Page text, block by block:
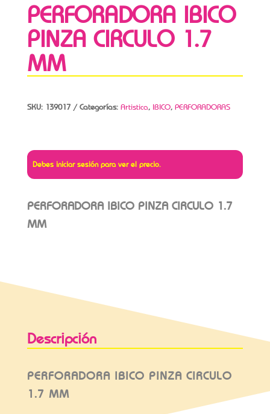
PERFORADORA IBICO
PINZA CIRCULO 1.7
MM
SKU: 139017 Categorías: Artistica, IBICO, PERFORADORAS
Debes iniciar sesión para ver el precio.
PERFORADORA IBICO PINZA CIRCULO 1.7
MM
Descripción
PERFORADORA IBICO PINZA CIRCULO
1.7 MM